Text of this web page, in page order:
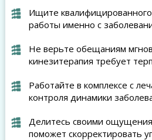
Ищите
работы именно с
Не верьте обещаниям
кинезитерапия требует
Работайте в комплексе с
контроля динамики
Делитесь своими
поможет скорректировать